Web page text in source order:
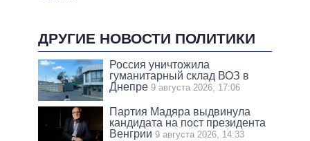
ДРУГИЕ НОВОСТИ ПОЛИТИКИ
Россия уничтожила
гуманитарный склад ВОЗ в
Днепре 9 августа 2026, 17:06
Партия Мадяра выдвинула
кандидата на пост президента
Венгрии 9 августа 2026, 14:33